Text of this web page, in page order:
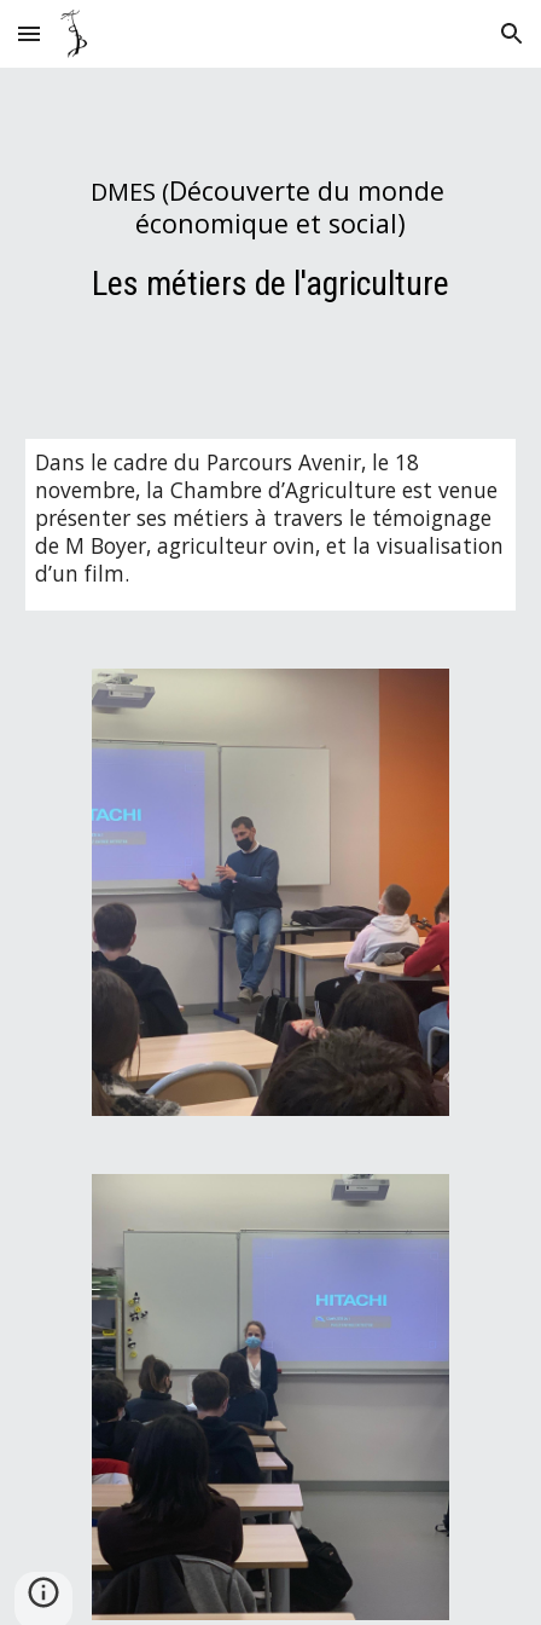
Skip to main content Skip to navigation
DMES (Découverte du monde
économique et social)
Les métiers de l'agriculture
Dans le cadre du Parcours Avenir, le 18
novembre, la Chambre d’Agriculture est venue
présenter ses métiers à travers le témoignage
de M Boyer, agriculteur ovin, et la visualisation
d’un film.